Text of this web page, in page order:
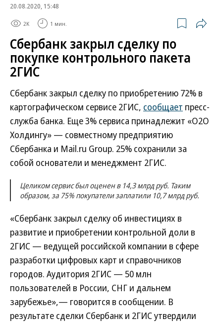
20.08.2020, 15:48
2K 1 мин.
Сбербанк закрыл сделку по
покупке контрольного пакета
2ГИС
Сбербанк закрыл сделку по приобретению 72% в
картографическом сервисе 2ГИС, сообщает пресс-
служба банка. Еще 3% сервиса принадлежит «О2О
Холдингу» — совместному предприятию
Сбербанка и Mail.ru Group. 25% сохранили за
собой основатели и менеджмент 2ГИС.
Целиком сервис был оценен в 14,3 млрд руб. Таким
образом, за 75% покупатели заплатили 10,7 млрд руб.
«Сбербанк закрыл сделку об инвестициях в
развитие и приобретении контрольной доли в
2ГИС — ведущей российской компании в сфере
разработки цифровых карт и справочников
городов. Аудитория 2ГИС — 50 млн
пользователей в России, СНГ и дальнем
зарубежье»,— говорится в сообщении. В
результате сделки Сбербанк и 2ГИС утвердили